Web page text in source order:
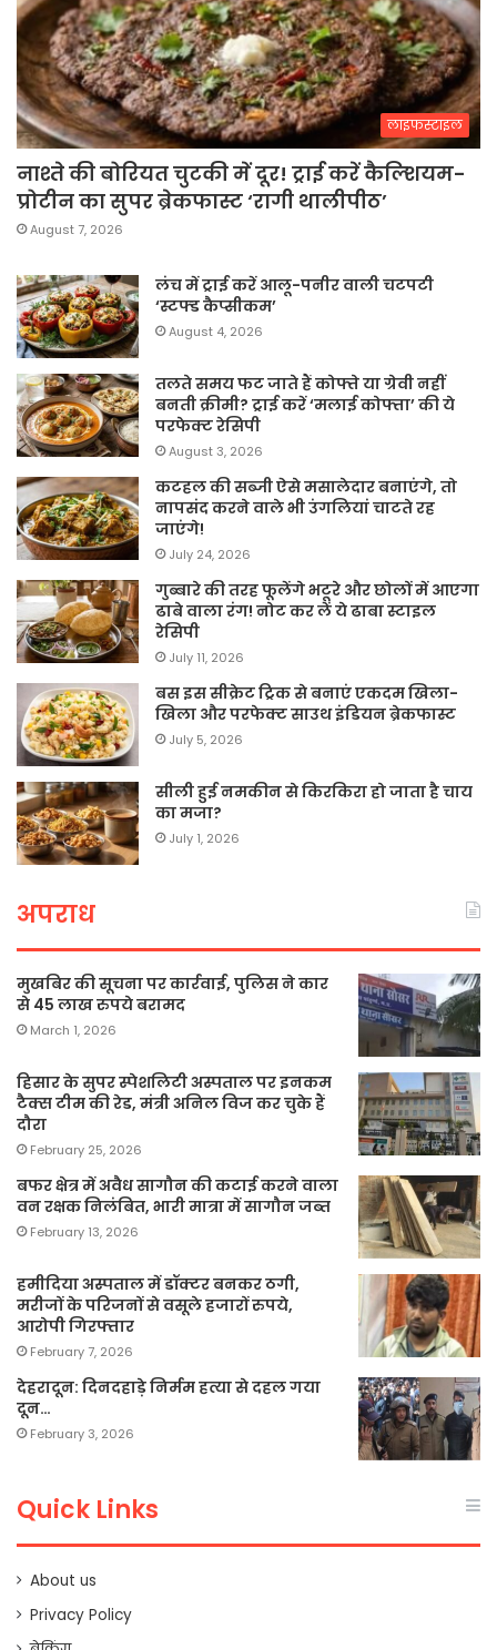
लाइफस्टाइल
नाश्ते की बोरियत चुटकी में दूर! ट्राई करें कैल्शियम-
प्रोटीन का सुपर ब्रेकफास्ट ‘रागी थालीपीठ’
August 7, 2026
लंच में ट्राई करें आलू-पनीर वाली चटपटी
‘स्टफ्ड कैप्सीकम’
August 4, 2026
तलते समय फट जाते हैं कोफ्ते या ग्रेवी नहीं
बनती क्रीमी? ट्राई करें ‘मलाई कोफ्ता’ की ये
परफेक्ट रेसिपी
August 3, 2026
कटहल की सब्जी ऐसे मसालेदार बनाएंगे, तो
नापसंद करने वाले भी उंगलियां चाटते रह
जाएंगे!
July 24, 2026
गुब्बारे की तरह फूलेंगे भटूरे और छोलों में आएगा
ढाबे वाला रंग! नोट कर लें ये ढाबा स्टाइल
रेसिपी
July 11, 2026
बस इस सीक्रेट ट्रिक से बनाएं एकदम खिला-
खिला और परफेक्ट साउथ इंडियन ब्रेकफास्ट
July 5, 2026
सीली हुई नमकीन से किरकिरा हो जाता है चाय
का मजा?
July 1, 2026
अपराध
मुखबिर की सूचना पर कार्रवाई, पुलिस ने कार
से 45 लाख रुपये बरामद
March 1, 2026
हिसार के सुपर स्पेशलिटी अस्पताल पर इनकम
टैक्स टीम की रेड, मंत्री अनिल विज कर चुके हैं
दौरा
February 25, 2026
बफर क्षेत्र में अवैध सागौन की कटाई करने वाला
वन रक्षक निलंबित, भारी मात्रा में सागौन जब्त
February 13, 2026
हमीदिया अस्पताल में डॉक्टर बनकर ठगी,
मरीजों के परिजनों से वसूले हजारों रुपये,
आरोपी गिरफ्तार
February 7, 2026
देहरादून: दिनदहाड़े निर्मम हत्या से दहल गया
दून…
February 3, 2026
Quick Links
About us
Privacy Policy